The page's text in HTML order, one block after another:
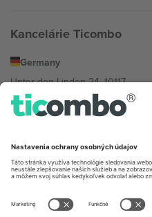
Kancelárie Ticombo
Germany
Unter den Linden 24, 10117
Berlin, Germany
131 Continental Dr, Suite 305,
Newark, Delaware 19713, United